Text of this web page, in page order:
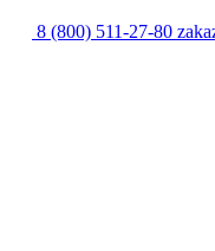
8 (800) 511-27-80